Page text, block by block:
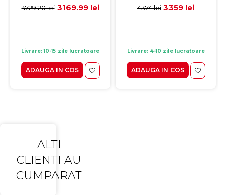
3 sertare, blat gros,
4729.20 lei 3169.99 lei
Livrare: 10-15 zile lucratoare
ADAUGA IN COS
sonoma, fronturi corpuri
4374 lei 3359 lei
Livrare: 4-10 zile lucratoare
ADAUGA IN COS
ALTI
CLIENTI AU
CUMPARAT